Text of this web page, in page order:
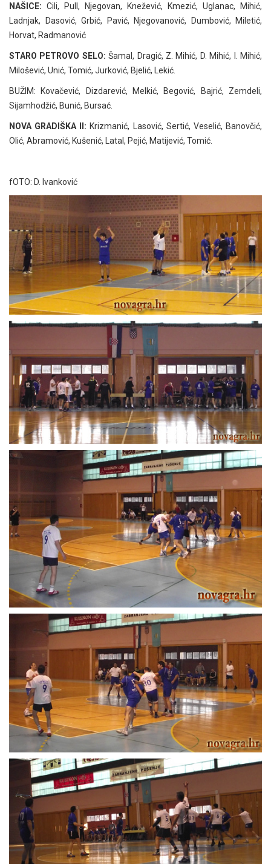
NAŠICE: Cili, Pull, Njegovan, Knežević, Kmezić, Uglanac, Mihić,
Ladnjak, Dasović, Grbić, Pavić, Njegovanović, Dumbović, Miletić,
Horvat, Radmanović
STARO PETROVO SELO: Šamal, Dragić, Z. Mihić, D. Mihić, I. Mihić,
Milošević, Unić, Tomić, Jurković, Bjelić, Lekić.
BUŽIM: Kovačević, Dizdarević, Melkić, Begović, Bajrić, Zemdeli,
Sijamhodžić, Bunić, Bursać.
NOVA GRADIŠKA II: Krizmanić, Lasović, Sertić, Veselić, Banovčić,
Olić, Abramović, Kušenić, Latal, Pejić, Matijević, Tomić.
fOTO: D. Ivanković